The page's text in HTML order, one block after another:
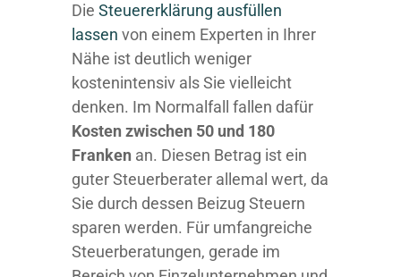
Die Steuererklärung ausfüllen
lassen von einem Experten in Ihrer
Nähe ist deutlich weniger
kostenintensiv als Sie vielleicht
denken. Im Normalfall fallen dafür
Kosten zwischen 50 und 180
Franken an. Diesen Betrag ist ein
guter Steuerberater allemal wert, da
Sie durch dessen Beizug Steuern
sparen werden. Für umfangreiche
Steuerberatungen, gerade im